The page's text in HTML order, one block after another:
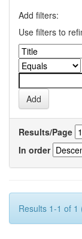
Add filters:
Use filters to
Results/Page
In order
Results 1-1 of 1